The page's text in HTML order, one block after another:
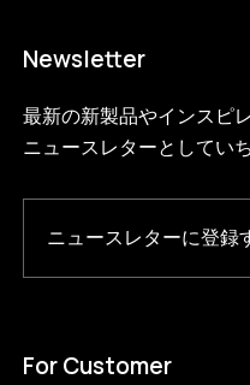
Newsletter
最新の新製品やインスピ
ニュースレターとしてい
ニュースレターに登録
For Customer